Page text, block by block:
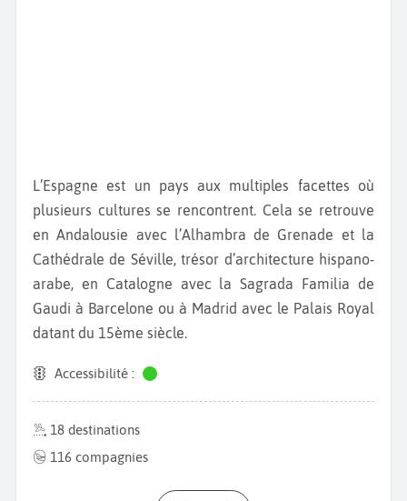
L’Espagne est un pays aux multiples facettes où
plusieurs cultures se rencontrent. Cela se retrouve
en Andalousie avec l’Alhambra de Grenade et la
Cathédrale de Séville, trésor d’architecture hispano-
arabe, en Catalogne avec la Sagrada Familia de
Gaudi à Barcelone ou à Madrid avec le Palais Royal
datant du 15ème siècle.
Accessibilité :
18 destinations
116 compagnies